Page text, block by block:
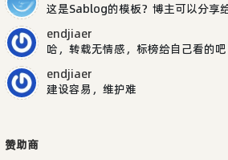
endjiaer
哈，转载无情感，标榜给自己看的吧
endjiaer
建设容易，维护难
赞助商